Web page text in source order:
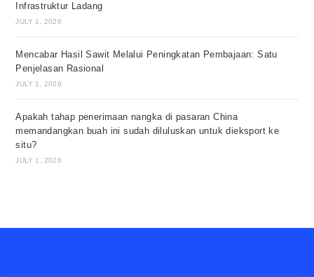
Infrastruktur Ladang
JULY 1, 2026
Mencabar Hasil Sawit Melalui Peningkatan Pembajaan: Satu
Penjelasan Rasional
JULY 1, 2026
Apakah tahap penerimaan nangka di pasaran China
memandangkan buah ini sudah diluluskan untuk dieksport ke
situ?
JULY 1, 2026